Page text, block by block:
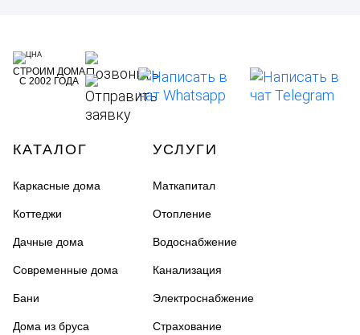
СТРОИМ ДОМА
С 2002 ГОДА
КАТАЛОГ
Каркасные дома
Коттеджи
Дачные дома
Современные дома
Бани
Дома из бруса
УСЛУГИ
Маткапитал
Отопление
Водоснабжение
Канализация
Электроснабжение
Страхование